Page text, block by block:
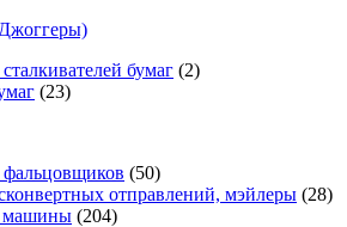
бумаг (2)
(23)
фальцовщиков (50)
отправлений, мэйлеры (28)
машины (204)